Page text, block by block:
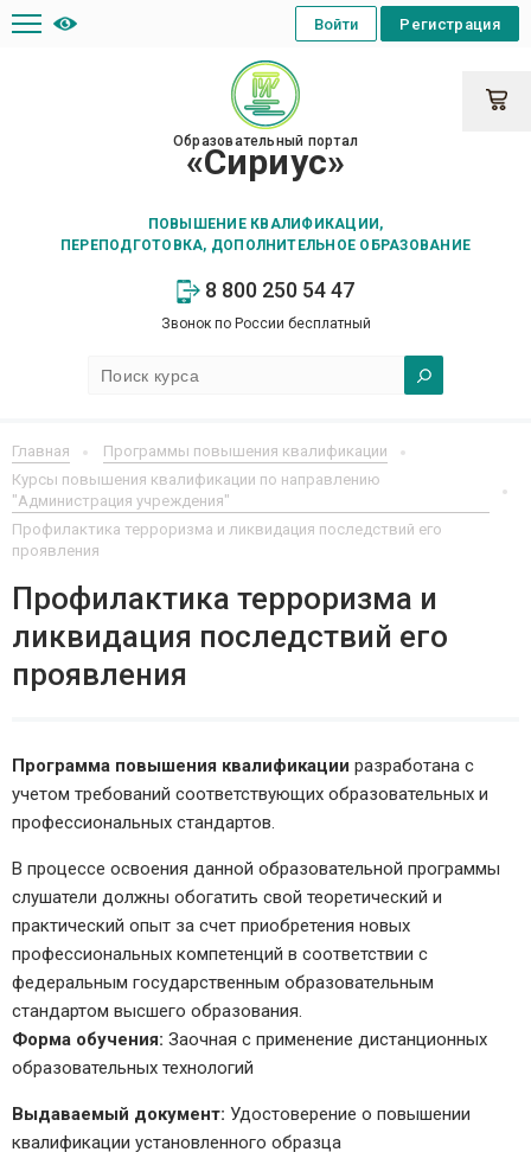
Образовательный портал
«Сириус»
ПОВЫШЕНИЕ КВАЛИФИКАЦИИ,
ПЕРЕПОДГОТОВКА, ДОПОЛНИТЕЛЬНОЕ ОБРАЗОВАНИЕ
8 800 250 54 47
Звонок по России бесплатный
Регистрация
Войти
Главная
Программы повышения квалификации
Курсы повышения квалификации по направлению
"Администрация учреждения"
Профилактика терроризма и ликвидация последствий его
проявления
Профилактика терроризма и
ликвидация последствий его
проявления
Программа повышения квалификации разработана с
учетом требований соответствующих образовательных и
профессиональных стандартов.
В процессе освоения данной образовательной программы
слушатели должны обогатить свой теоретический и
практический опыт за счет приобретения новых
профессиональных компетенций в соответствии с
федеральным государственным образовательным
стандартом высшего образования.
Форма обучения: Заочная с применение дистанционных
образовательных технологий
Выдаваемый документ: Удостоверение о повышении
квалификации установленного образца